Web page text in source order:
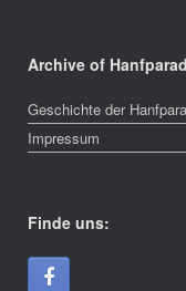
Archive of
Geschichte der
Impressum
Finde uns: